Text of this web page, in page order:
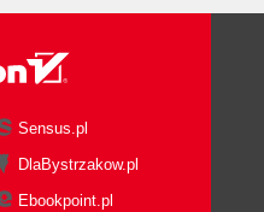
Sensus.pl
DlaBystrzakow.pl
Ebookpoint.pl